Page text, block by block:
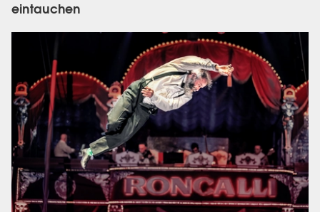
eintauchen